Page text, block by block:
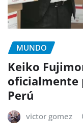
MUNDO
Keiko
oficialmente
Perú
victor gomez